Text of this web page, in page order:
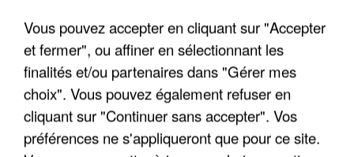
UN SECOND CADRE DE LA DZ MAFIA
INTERPELLÉ EN ALGÉRIE
Vous pouvez accepter en cliquant sur "Accepter
et fermer", ou affiner en sélectionnant les
finalités et/ou partenaires dans "Gérer mes
choix". Vous pouvez également refuser en
cliquant sur "Continuer sans accepter". Vos
préférences ne s'appliqueront que pour ce site.